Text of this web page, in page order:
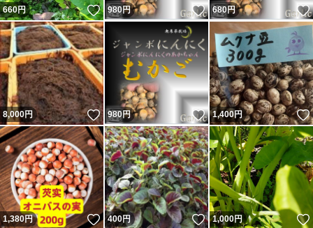
660円 いいね！
980円 いいね！
680円
8,000円 いいね！
980円 いいね！
1,400円
1,380円 いいね！
400円 いいね！
1,000円